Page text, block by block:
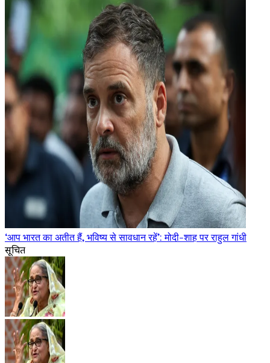
‘आप भारत का अतीत हैं, भविष्य से सावधान रहें’: मोदी-शाह पर राहुल गांधी
सूचित